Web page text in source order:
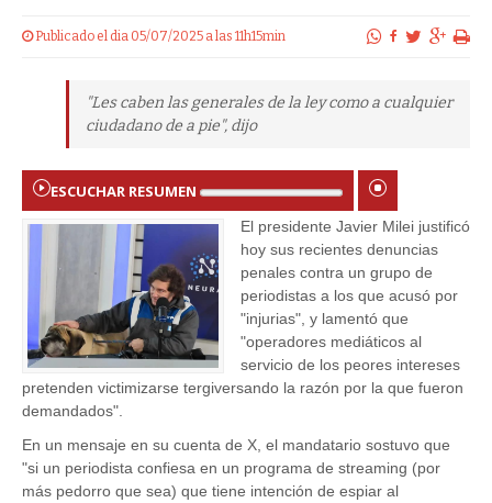
Publicado el dia 05/07/2025 a las 11h15min
"Les caben las generales de la ley como a cualquier
ciudadano de a pie", dijo
ESCUCHAR RESUMEN
El presidente Javier Milei justificó
hoy sus recientes denuncias
penales contra un grupo de
periodistas a los que acusó por
"injurias", y lamentó que
"operadores mediáticos al
servicio de los peores intereses
pretenden victimizarse tergiversando la razón por la que fueron
demandados".
En un mensaje en su cuenta de X, el mandatario sostuvo que
"si un periodista confiesa en un programa de streaming (por
más pedorro que sea) que tiene intención de espiar al